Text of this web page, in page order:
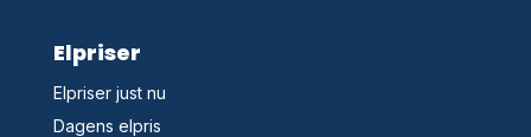
Elpriser
Elpriser just nu
Dagens elpris